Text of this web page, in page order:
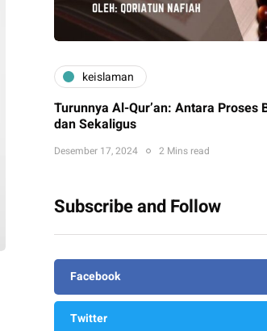
keislaman
Turunnya Al-Qur’an: Antara Proses
dan Sekaligus
Desember 17, 2024 2 Mins read
Subscribe and Follow
Facebook
Twitter